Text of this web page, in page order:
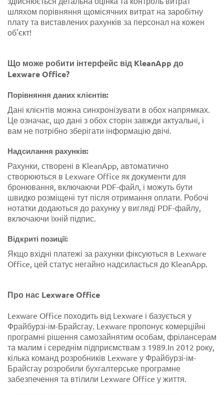
шляхом порівняння щомісячних витрат на заробітну
плату та виставлених рахунків за персонал на кожен
об'єкт!
Що може робити інтерфейс від KleanApp до
Lexware Office?
Порівняння даних клієнтів:
Дані клієнтів можна синхронізувати в обох напрямках.
Це означає, що дані з обох сторін завжди актуальні, і
вам не потрібно зберігати інформацію двічі.
Надсилання рахунків:
Рахунки, створені в KleanApp, автоматично
створюються в Lexware Office як документи для
бронювання, включаючи PDF-файл, і можуть бути
швидко розміщені тут після отримання оплати. Робочі
нотатки додаються до рахунку у вигляді PDF-файлу,
включаючи їхній підпис.
Відкриті позиції:
Якщо вхідні платежі за рахунки фіксуються в Lexware
Office, цей статус негайно надсилається до KleanApp.
Про нас Lexware Office
Lexware Office походить від Lexware і базується у
Фрайбурзі-ім-Брайсгау. Lexware пропонує комерційні
програмні рішення самозайнятим особам, фрілансерам
та малим і середнім підприємствам з 1989.In 2012 року,
кілька команд розробників Lexware у Фрайбурзі-ім-
Брайсгау розробили бухгалтерське програмне
забезпечення та втілили Lexware Office у життя.